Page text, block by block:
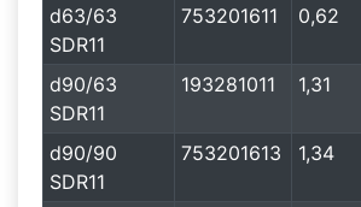
d63/63
SDR11
753201611 0,62
d90/63
SDR11
193281011 1,31
d90/90
SDR11
753201613 1,34